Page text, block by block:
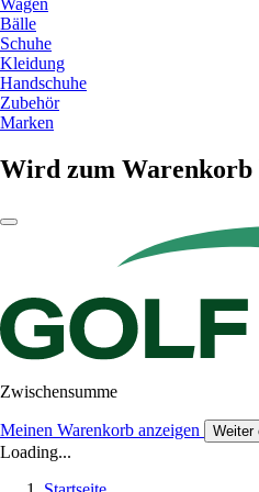
Wagen
Bälle
Schuhe
Kleidung
Handschuhe
Zubehör
Marken
Wird zum Warenkorb
Zwischensumme
Meinen Warenkorb anzeigen Weiter
Loading...